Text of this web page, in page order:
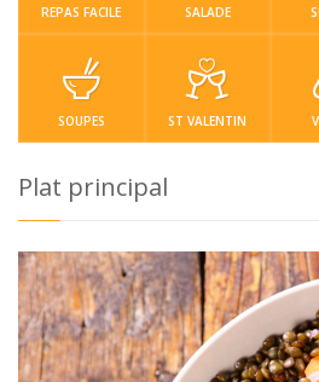
REPAS FACILE SALADE
SOUPES ST VALENTIN
Plat principal